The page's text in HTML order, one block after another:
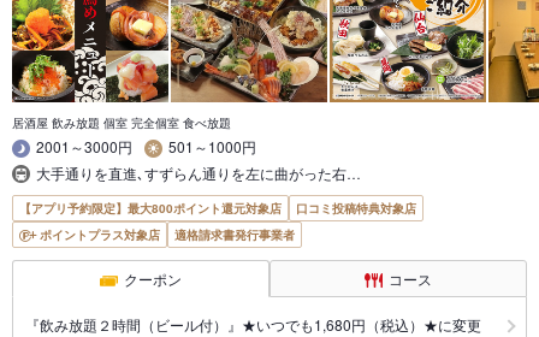
居酒屋 飲み放題 個室 完全個室 食べ放題
2001～3000円
501～1000円
大手通りを直進､すずらん通りを左に曲がった右…
【アプリ予約限定】最大800ポイント還元対象店
口コミ投稿特典対象店
ポイントプラス対象店
適格請求書発行事業者
クーポン コース
『飲み放題２時間（ビール付）』★いつでも1,680円（税込）★に変更